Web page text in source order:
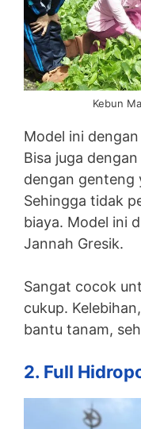
Kebun
Model ini
Bisa juga
dengan genteng
Sehingga tidak
biaya. Model ini
Jannah Gresik.
Sangat cocok
cukup.
bantu tanam,
2. Full